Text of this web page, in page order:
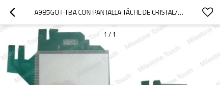
A985GOT-TBA CON PANTALLA TÁCTIL DE CRISTAL/CON PANTALLA TÁCTIL DE CRISTAL A985GOT-TBA
1 / 1